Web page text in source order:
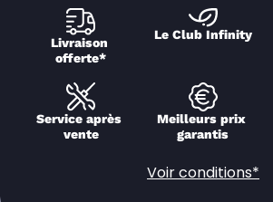
Livraison
offerte*
Le Club Infinity
Service après
vente
Meilleurs prix
garantis
Voir conditions*